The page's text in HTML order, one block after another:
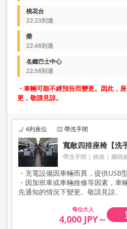
桃花台
22:23到達
榮
22:48到達
名鐵巴士中心
22:58到達
・車輛可能不經預告而變更。因此，
更，敬請見諒。
4列座位 帶洗手間
寬敞四排座椅【洗
帶洗手間 插座 腳踏
・充電設備因車輛而異，提供USB
・因加班車或車輛維修等因素，車
先通知的情況下變更。敬請見諒。
大人
4,000 JPY～